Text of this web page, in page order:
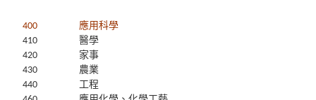
400
應用科學
410
醫學
420
家事
430
農業
440
工程